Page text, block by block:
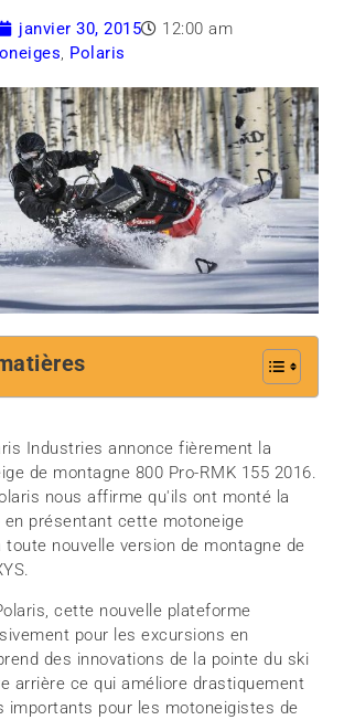
janvier 30, 2015
12:00 am
, Polaris
Industries annonce fièrement la
de montagne 800 Pro-RMK 155 2016.
nous affirme qu'ils ont monté la
présentant cette motoneige
nouvelle version de montagne de
cette nouvelle plateforme
pour les excursions en
des innovations de la pointe du ski
arrière ce qui améliore drastiquement
importants pour les motoneigistes de